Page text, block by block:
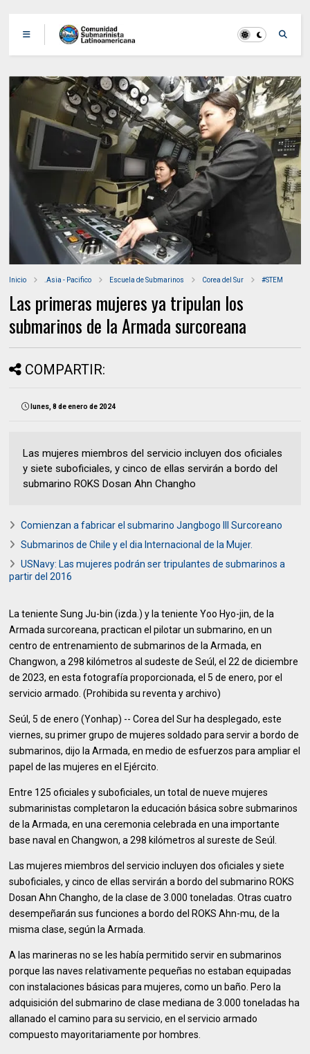
Inicio .Asia - Pacifico Escuela de Submarinos Corea del Sur #STEM
Las primeras mujeres ya tripulan los
submarinos de la Armada surcoreana
COMPARTIR:
lunes, 8 de enero de 2024
Las mujeres miembros del servicio incluyen dos oficiales
y siete suboficiales, y cinco de ellas servirán a bordo del
submarino ROKS Dosan Ahn Changho
Comienzan a fabricar el submarino Jangbogo III Surcoreano
Submarinos de Chile y el dia Internacional de la Mujer.
USNavy: Las mujeres podrán ser tripulantes de submarinos a
partir del 2016
La teniente Sung Ju-bin (izda.) y la teniente Yoo Hyo-jin, de la
Armada surcoreana, practican el pilotar un submarino, en un
centro de entrenamiento de submarinos de la Armada, en
Changwon, a 298 kilómetros al sudeste de Seúl, el 22 de diciembre
de 2023, en esta fotografía proporcionada, el 5 de enero, por el
servicio armado. (Prohibida su reventa y archivo)
Seúl, 5 de enero (Yonhap) -- Corea del Sur ha desplegado, este
viernes, su primer grupo de mujeres soldado para servir a bordo de
submarinos, dijo la Armada, en medio de esfuerzos para ampliar el
papel de las mujeres en el Ejército.
Entre 125 oficiales y suboficiales, un total de nueve mujeres
submarinistas completaron la educación básica sobre submarinos
de la Armada, en una ceremonia celebrada en una importante
base naval en Changwon, a 298 kilómetros al sureste de Seúl.
Las mujeres miembros del servicio incluyen dos oficiales y siete
suboficiales, y cinco de ellas servirán a bordo del submarino ROKS
Dosan Ahn Changho, de la clase de 3.000 toneladas. Otras cuatro
desempeñarán sus funciones a bordo del ROKS Ahn-mu, de la
misma clase, según la Armada.
A las marineras no se les había permitido servir en submarinos
porque las naves relativamente pequeñas no estaban equipadas
con instalaciones básicas para mujeres, como un baño. Pero la
adquisición del submarino de clase mediana de 3.000 toneladas ha
allanado el camino para su servicio, en el servicio armado
compuesto mayoritariamente por hombres.